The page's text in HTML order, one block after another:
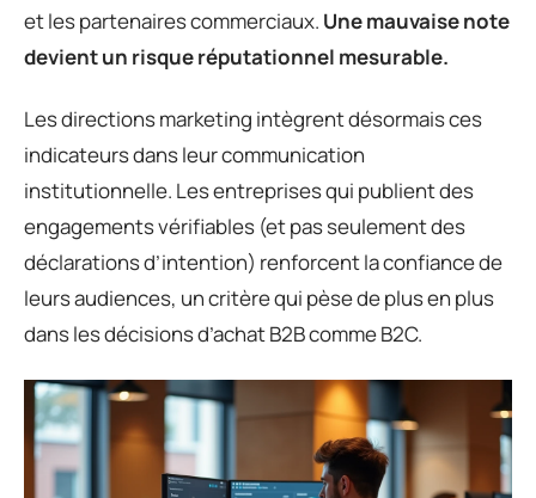
et les partenaires commerciaux. Une mauvaise note
devient un risque réputationnel mesurable.
Les directions marketing intègrent désormais ces
indicateurs dans leur communication
institutionnelle. Les entreprises qui publient des
engagements vérifiables (et pas seulement des
déclarations d’intention) renforcent la confiance de
leurs audiences, un critère qui pèse de plus en plus
dans les décisions d’achat B2B comme B2C.